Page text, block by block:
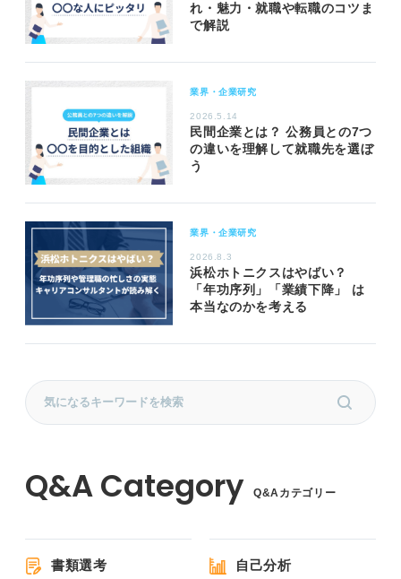
れ・魅力・就職や転職のコツま
で解説
業界・企業研究
2026.5.14
民間企業とは？ 公務員との7つ
の違いを理解して就職先を選ぼ
う
業界・企業研究
2026.8.3
浜松ホトニクスはやばい？
「年功序列」「業績下降」 は
本当なのかを考える
Q&Aカテゴリー
書類選考 自己分析